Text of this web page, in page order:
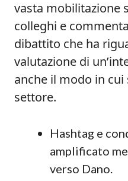
vasta mobilitazione
colleghi e
dibattito che ha
valutazione di
anche il modo in
settore.
Hashtag e
amplificato
verso Dano.